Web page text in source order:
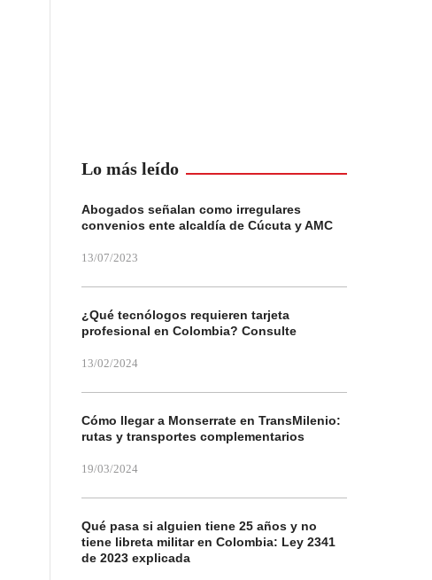
Lo más leído
Abogados señalan como irregulares
convenios ente alcaldía de Cúcuta y AMC
13/07/2023
¿Qué tecnólogos requieren tarjeta
profesional en Colombia? Consulte
13/02/2024
Cómo llegar a Monserrate en TransMilenio:
rutas y transportes complementarios
19/03/2024
Qué pasa si alguien tiene 25 años y no
tiene libreta militar en Colombia: Ley 2341
de 2023 explicada